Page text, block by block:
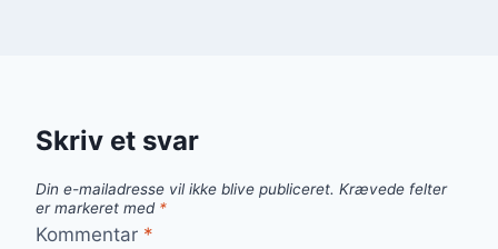
Skriv et svar
Din e-mailadresse vil ikke blive publiceret. Krævede felter
er markeret med *
Kommentar *